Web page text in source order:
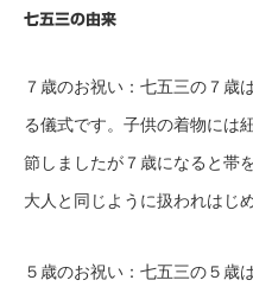
七五三の由来
７歳のお祝い：七五三の７歳
る儀式です。子供の着物には
節しましたが７歳になると帯
大人と同じように扱われはじ
５歳のお祝い：七五三の５歳